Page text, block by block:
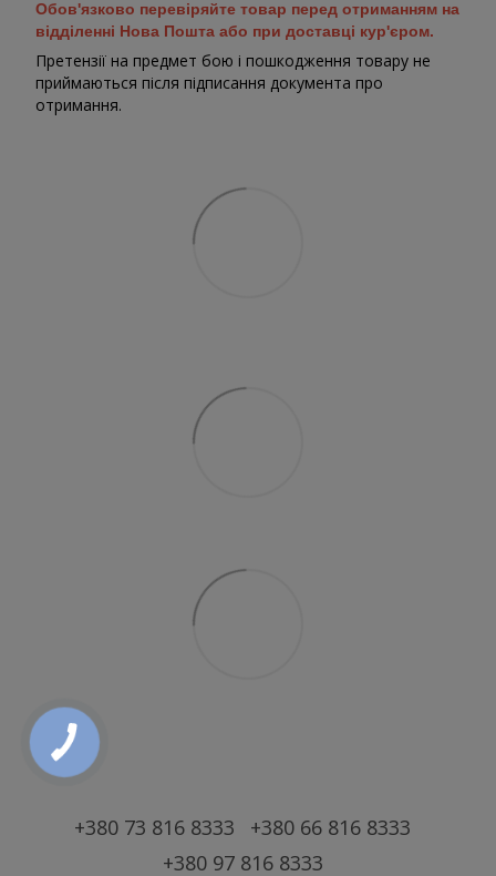
Обов'язково перевіряйте товар перед отриманням на
відділенні Нова Пошта або при доставці кур'єром.
Претензії на предмет бою і пошкодження товару не
приймаються після підписання документа про
отримання.
+380 73 816 8333
+380 66 816 8333
+380 97 816 8333